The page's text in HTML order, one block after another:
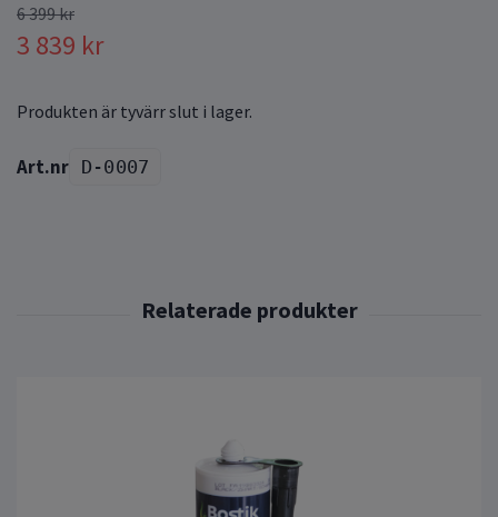
6 399 kr
3 839 kr
Produkten är tyvärr slut i lager.
D-0007